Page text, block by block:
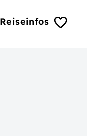
Reiseinfos